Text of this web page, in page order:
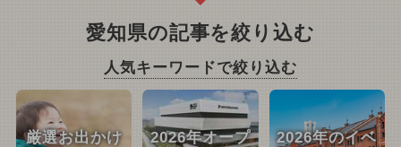
愛知県の記事を絞り込む
人気キーワードで絞り込む
厳選お出かけ
2026年オープ
2026年のイベ